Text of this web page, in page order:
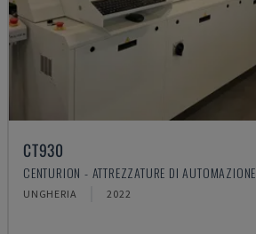
CT930
CENTURION - ATTREZZATURE DI AUTOMAZIONE
UNGHERIA 2022